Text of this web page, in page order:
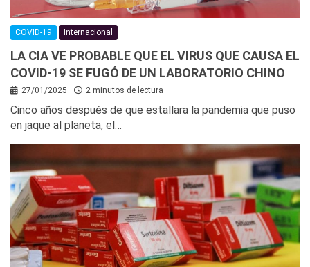
COVID-19 Internacional
LA CIA VE PROBABLE QUE EL VIRUS QUE CAUSA EL
COVID-19 SE FUGÓ DE UN LABORATORIO CHINO
27/01/2025 2 minutos de lectura
Cinco años después de que estallara la pandemia que puso
en jaque al planeta, el…